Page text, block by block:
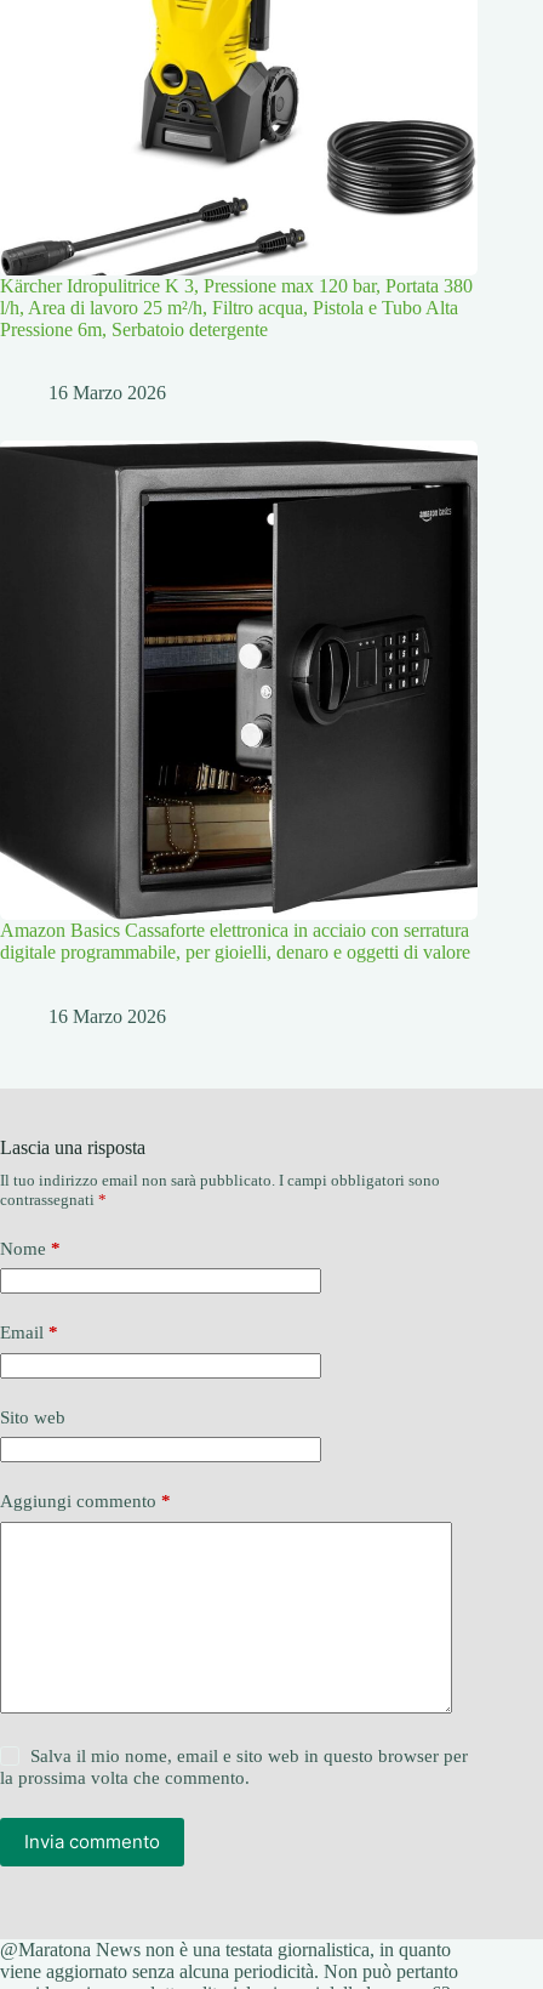
Kärcher Idropulitrice K 3, Pressione max 120 bar, Portata 380
l/h, Area di lavoro 25 m²/h, Filtro acqua, Pistola e Tubo Alta
Pressione 6m, Serbatoio detergente
16 Marzo 2026
Amazon Basics Cassaforte elettronica in acciaio con serratura
digitale programmabile, per gioielli, denaro e oggetti di valore
16 Marzo 2026
Lascia una risposta
Il tuo indirizzo email non sarà pubblicato. I campi obbligatori sono
contrassegnati *
Nome *
Email *
Sito web
Aggiungi commento *
Salva il mio nome, email e sito web in questo browser per
la prossima volta che commento.
Invia commento
@Maratona News non è una testata giornalistica, in quanto
viene aggiornato senza alcuna periodicità. Non può pertanto